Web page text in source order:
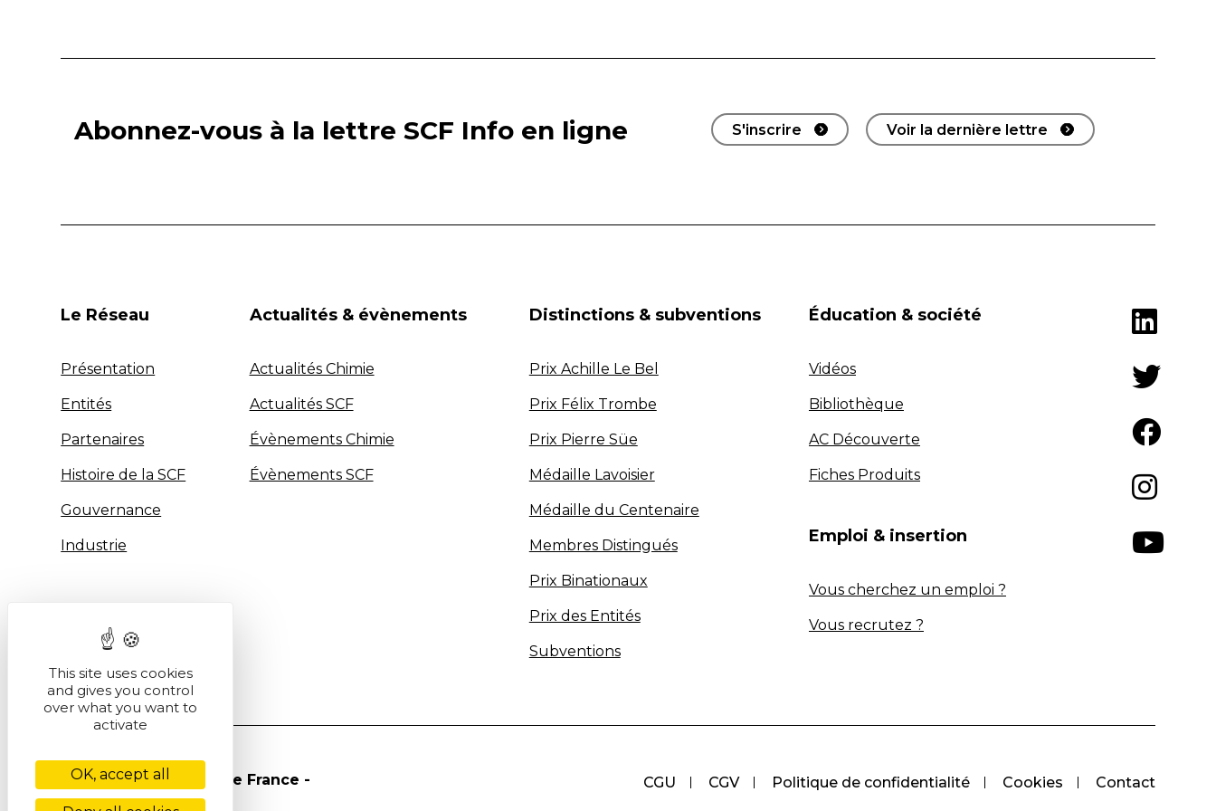
Abonnez-vous à la lettre SCF Info en ligne S'inscrire Voir la dernière lettre
Le Réseau
Présentation
Entités
Partenaires
Histoire de la SCF
Gouvernance
Industrie
Actualités & évènements
Actualités Chimie
Actualités SCF
Évènements Chimie
Évènements SCF
Distinctions & subventions
Prix Achille Le Bel
Prix Félix Trombe
Prix Pierre Süe
Médaille Lavoisier
Médaille du Centenaire
Membres Distingués
Prix Binationaux
Prix des Entités
Subventions
Éducation & société
Vidéos
Bibliothèque
AC Découverte
Fiches Produits
Emploi & insertion
Vous cherchez un emploi ?
Vous recrutez ?
CGU CGV Politique de confidentialité Cookies Contact
© Société Chimique de France -
This site uses cookies
and gives you control
over what you want to
activate
OK, accept all